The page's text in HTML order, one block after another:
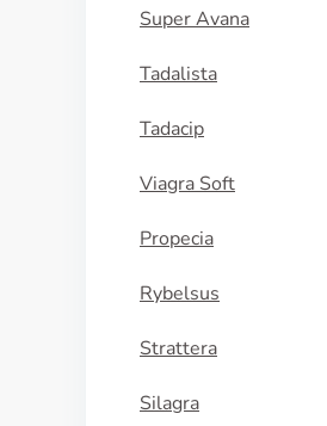
Super Avana
Tadalista
Tadacip
Viagra Soft
Propecia
Rybelsus
Strattera
Silagra